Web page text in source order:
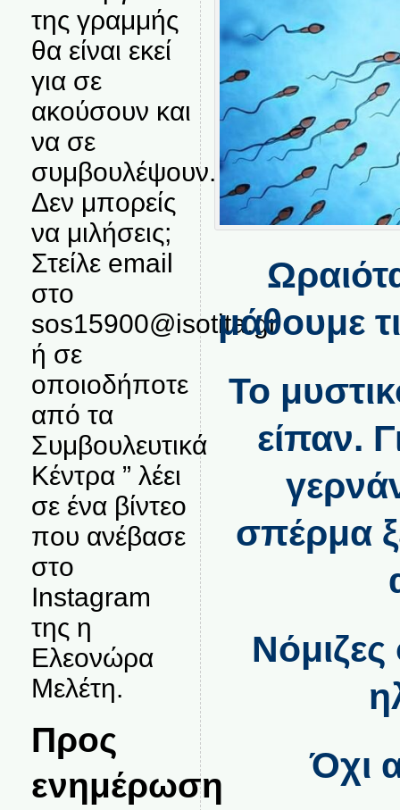
της γραμμής
θα είναι εκεί
για σε
ακούσουν και
να σε
συμβουλέψουν.
Δεν μπορείς
να μιλήσεις;
Στείλε email
στο
sos15900@isotita.gr
ή σε
οποιοδήποτε
από τα
Συμβουλευτικά
Κέντρα ” λέει
σε ένα βίντεο
που ανέβασε
στο
Instagram
της η
Ελεονώρα
Μελέτη.
Προς
ενημέρωση
μάθουμε
Το
είπαν.
σπέρμα
Νόμιζες
Όχι